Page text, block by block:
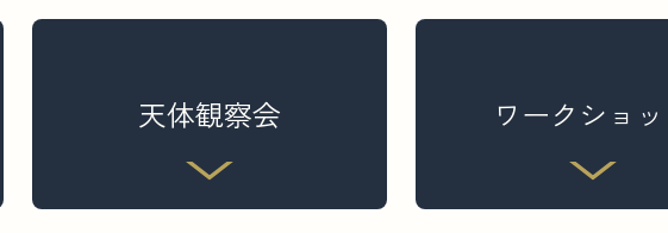
天体観察会 ワークショ